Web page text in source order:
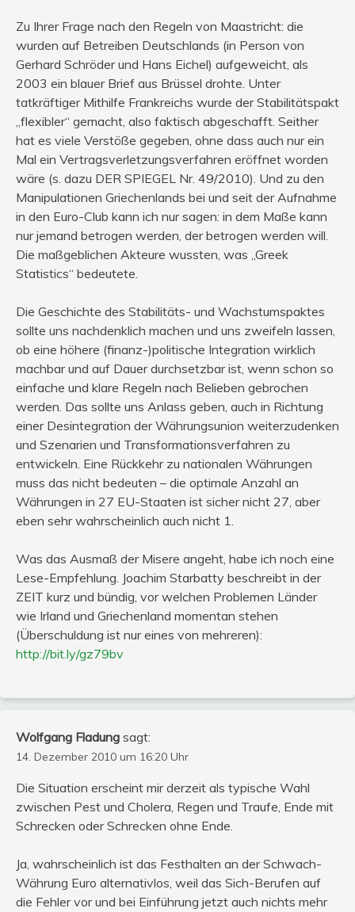
Zu Ihrer Frage nach den Regeln von Maastricht: die
wurden auf Betreiben Deutschlands (in Person von
Gerhard Schröder und Hans Eichel) aufgeweicht, als
2003 ein blauer Brief aus Brüssel drohte. Unter
tatkräftiger Mithilfe Frankreichs wurde der Stabilitätspakt
„flexibler“ gemacht, also faktisch abgeschafft. Seither
hat es viele Verstöße gegeben, ohne dass auch nur ein
Mal ein Vertragsverletzungsverfahren eröffnet worden
wäre (s. dazu DER SPIEGEL Nr. 49/2010). Und zu den
Manipulationen Griechenlands bei und seit der Aufnahme
in den Euro-Club kann ich nur sagen: in dem Maße kann
nur jemand betrogen werden, der betrogen werden will.
Die maßgeblichen Akteure wussten, was „Greek
Statistics“ bedeutete.
Die Geschichte des Stabilitäts- und Wachstumspaktes
sollte uns nachdenklich machen und uns zweifeln lassen,
ob eine höhere (finanz-)politische Integration wirklich
machbar und auf Dauer durchsetzbar ist, wenn schon so
einfache und klare Regeln nach Belieben gebrochen
werden. Das sollte uns Anlass geben, auch in Richtung
einer Desintegration der Währungsunion weiterzudenken
und Szenarien und Transformationsverfahren zu
entwickeln. Eine Rückkehr zu nationalen Währungen
muss das nicht bedeuten – die optimale Anzahl an
Währungen in 27 EU-Staaten ist sicher nicht 27, aber
eben sehr wahrscheinlich auch nicht 1.
Was das Ausmaß der Misere angeht, habe ich noch eine
Lese-Empfehlung. Joachim Starbatty beschreibt in der
ZEIT kurz und bündig, vor welchen Problemen Länder
wie Irland und Griechenland momentan stehen
(Überschuldung ist nur eines von mehreren):
http://bit.ly/gz79bv
Wolfgang Fladung sagt:
14. Dezember 2010 um 16:20 Uhr
Die Situation erscheint mir derzeit als typische Wahl
zwischen Pest und Cholera, Regen und Traufe, Ende mit
Schrecken oder Schrecken ohne Ende.
Ja, wahrscheinlich ist das Festhalten an der Schwach-
Währung Euro alternativlos, weil das Sich-Berufen auf
die Fehler vor und bei Einführung jetzt auch nichts mehr